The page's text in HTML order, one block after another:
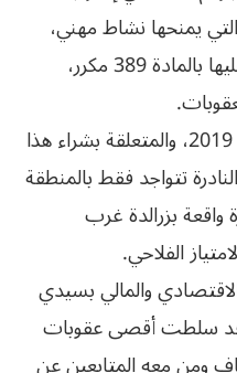
يمنحها نشاط مهني،
الأفعال المنصوص والمعاقب عليها بالمادة 389 مكرر،
وقائع ملف الحال تعود إلى سنة 2019، والمتعلقة بشراء هذا
تتواجد فقط بالمنطقة
بزرالدة غرب
الفلاحي.
والمالي بسيدي
قد سلطت أقصى عقوبات